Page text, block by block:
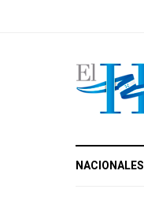
NACIONALES